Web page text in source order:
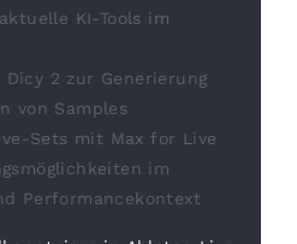
KI-Tools im
Dicy 2 zur Generierung
von Samples
Sets mit Max for Live
im
Performancekontext